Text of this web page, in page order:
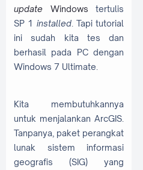
update Windows tertulis
SP 1 installed. Tapi tutorial
ini sudah kita tes dan
berhasil pada PC dengan
Windows 7 Ultimate.
Kita membutuhkannya
untuk menjalankan ArcGIS.
Tanpanya, paket perangkat
lunak sistem informasi
geografis (SIG) yang